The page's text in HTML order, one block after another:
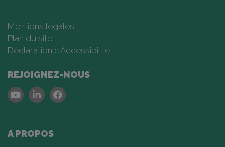
Mentions légales
Plan du site
Déclaration d’Accessibilité
REJOIGNEZ-NOUS
YoutubeLinkedinFacebook
A PROPOS